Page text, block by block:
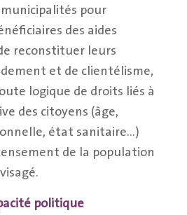
pour
des aides
reconstituer leurs
et de clientélisme,
logique de droits liés à
des citoyens (âge,
état sanitaire…)
de la population
politique